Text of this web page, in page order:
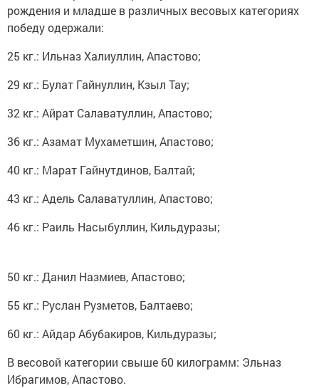
рождения и младше в различных весовых категориях
победу одержали:
25 кг.: Ильназ Халиуллин, Апастово;
29 кг.: Булат Гайнуллин, Кзыл Тау;
32 кг.: Айрат Салаватуллин, Апастово;
36 кг.: Азамат Мухаметшин, Апастово;
40 кг.: Марат Гайнутдинов, Балтай;
43 кг.: Адель Салаватуллин, Апастово;
46 кг.: Раиль Насыбуллин, Кильдуразы;
50 кг.: Данил Назмиев, Апастово;
55 кг.: Руслан Рузметов, Балтаево;
60 кг.: Айдар Абубакиров, Кильдуразы;
В весовой категории свыше 60 килограмм: Эльназ
Ибрагимов, Апастово.